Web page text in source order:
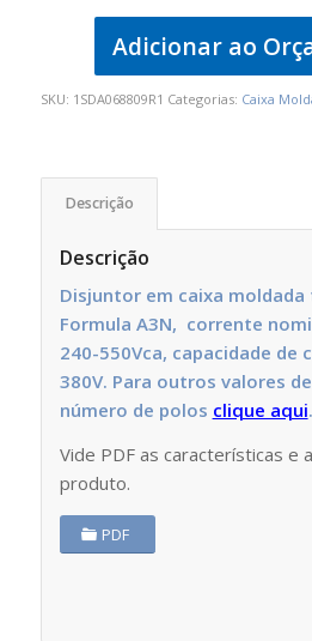
Adicionar ao
SKU: 1SDA068809R1 Categorias: Caixa
Descrição
Descrição
Disjuntor em caixa
Formula A3N, corrente
240-550Vca, capacidade
380V. Para outros valores
número de polos clique aqui.
Vide PDF as características e
produto.
PDF